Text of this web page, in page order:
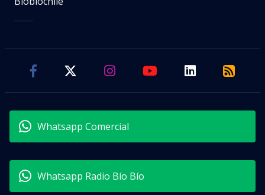
Whatsapp Comercial
Whatsapp Radio Bío Bío